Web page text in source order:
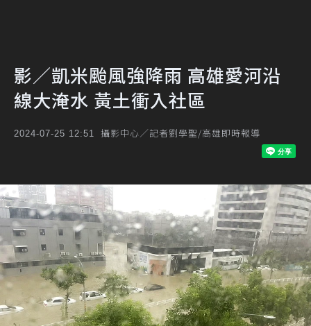
影／凱米颱風強降雨 高雄愛河沿
線大淹水 黃土衝入社區
2024-07-25 12:51 攝影中心／記者劉學聖/高雄即時報導